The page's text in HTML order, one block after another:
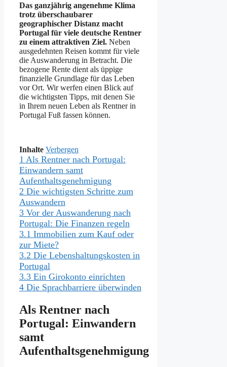
Das ganzjährig angenehme Klima
trotz überschaubarer
geographischer Distanz macht
Portugal für viele deutsche Rentner
zu einem attraktiven Ziel. Neben
ausgedehnten Reisen kommt für viele
die Auswanderung in Betracht. Die
bezogene Rente dient als üppige
finanzielle Grundlage für das Leben
vor Ort. Wir werfen einen Blick auf
die wichtigsten Tipps, mit denen Sie
in Ihrem neuen Leben als Rentner in
Portugal Fuß fassen können.
Inhalte Verbergen
1 Als Rentner nach Portugal:
Einwandern samt
Aufenthaltsgenehmigung
2 Die wichtigsten Schritte zum
Auswandern
3 Vor der Auswanderung nach
Portugal: Die Finanzen regeln
3.1 Immobilien zum Kauf oder
zur Miete?
3.2 Die Lebenshaltungskosten in
Portugal
3.3 Ein Girokonto einrichten
4 Die Sprachbarriere überwinden
Als Rentner nach
Portugal: Einwandern
samt
Aufenthaltsgenehmigung